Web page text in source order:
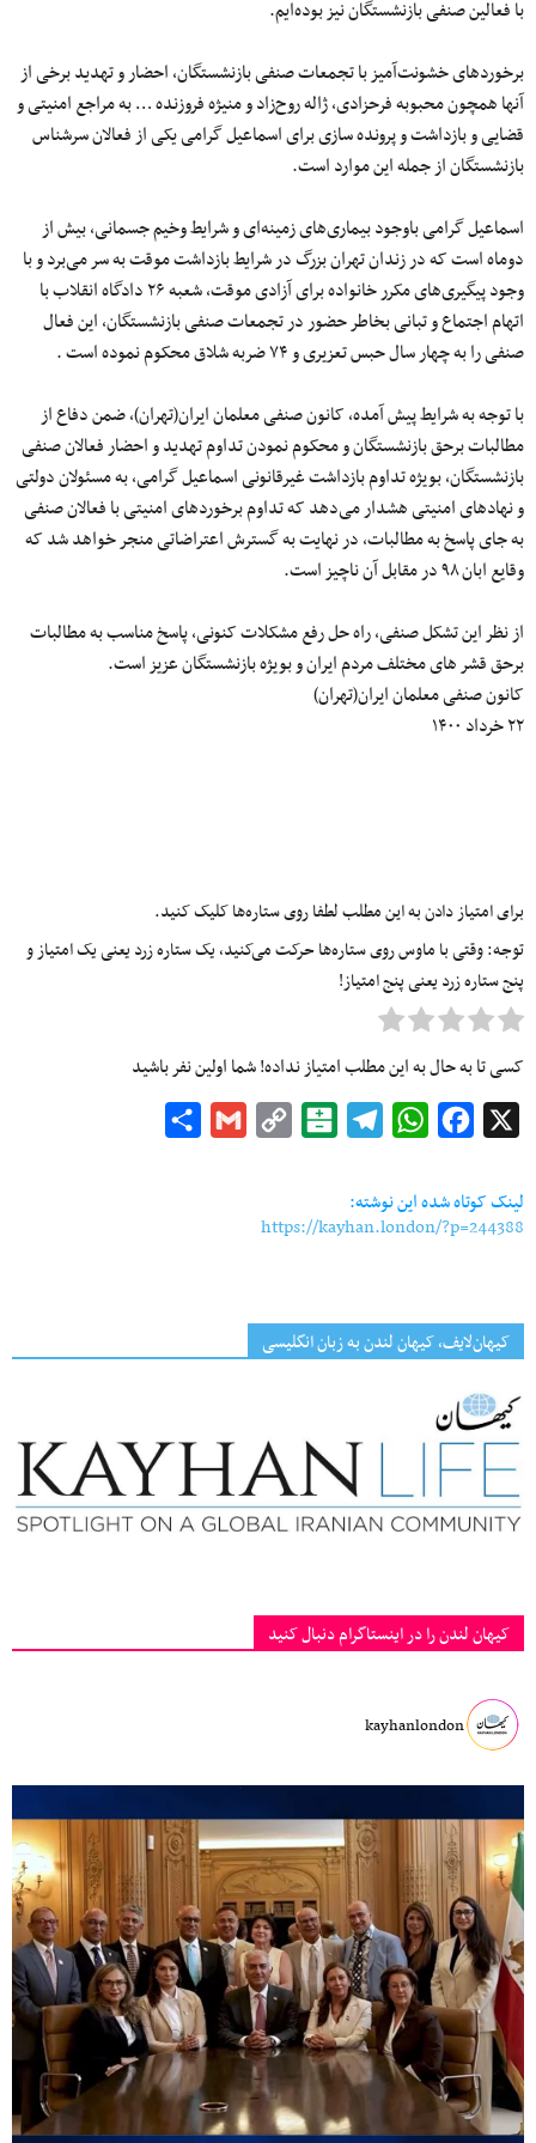
با فعالین صنفی بازنشستگان نیز بوده‌ایم.
برخوردهای خشونت‌آمیز با تجمعات صنفی بازنشستگان، احضار و تهدید برخی از
آنها همچون محبوبه فرحزادی، ژاله روح‌زاد و منیژه فروزنده … به مراجع امنیتی و
قضایی و بازداشت و پرونده سازی برای اسماعیل گرامی یکی از فعالان سرشناس
بازنشستگان از جمله این موارد است.
اسماعیل گرامی باوجود بیماری‌های زمینه‌ای و شرایط وخیم جسمانی، بیش از
دوماه است که در زندان تهران بزرگ در شرایط بازداشت موقت به سر می‌برد و با
وجود پیگیری‌های مکرر خانواده برای آزادی موقت، شعبه ۲۶ دادگاه انقلاب با
اتهام اجتماع و تبانی بخاطر حضور در تجمعات صنفی بازنشستگان، این فعال
صنفی را به چهار سال حبس تعزیری و ۷۴ ضربه شلاق محکوم نموده است .
با توجه به شرایط پیش آمده، کانون صنفی معلمان ایران(تهران)، ضمن دفاع از
مطالبات برحق بازنشستگان و محکوم نمودن تداوم تهدید و احضار فعالان صنفی
بازنشستگان، بویژه تداوم بازداشت غیرقانونی اسماعیل گرامی، به مسئولان دولتی
و نهادهای امنیتی هشدار می‌دهد که تداوم برخوردهای امنیتی با فعالان صنفی
به جای پاسخ به مطالبات، در نهایت به گسترش اعتراضاتی منجر خواهد شد که
وقایع ابان ۹۸ در مقابل آن ناچیز است.
از نظر این تشکل صنفی، راه حل رفع مشکلات کنونی، پاسخ مناسب به مطالبات
برحق قشر های مختلف مردم ایران و بویژه بازنشستگان عزیز است.
کانون صنفی معلمان ایران(تهران)
۲۲ خرداد ۱۴۰۰
برای امتیاز دادن به این مطلب لطفا روی ستاره‌ها کلیک کنید.
توجه: وقتی با ماوس روی ستاره‌ها حرکت می‌کنید، یک ستاره زرد یعنی یک امتیاز و
پنج ستاره زرد یعنی پنج امتیاز!
کسی تا به حال به این مطلب امتیاز نداده! شما اولین نفر باشید
Facebook
WhatsApp
Telegram
Balatarin
Copy
Gmail
لینک کوتاه شده این نوشته:
https://kayhan.london/?p=244388
کیهان‌لایف، کیهان لندن به زبان انگلیسی
کیهان لندن را در اینستاگرام دنبال کنید
kayhanlondon